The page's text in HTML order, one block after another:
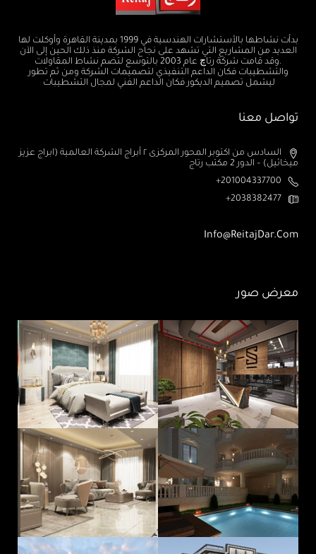
بدأت نشاطها بالأستشارات الهندسية في 1999 بمدينة القاهرة وأوكلت لها
العديد من المشاريع التي تشهد على نجاح الشركة منذ ذلك الحين إلى الآن
.وقد قامت شركة رتاچ عام 2003 بالتوسع لتضم نشاط المقاولات
والتشطيبات فكان الداعم التنفيذي لتصميمات الشركة ومن ثم تطور
ليشمل تصميم الديكور فكان الداعم الفني لمجال التشطيبات
تواصل معنا
السادس من اكتوبر المحور المركزى ٢ أبراج الشركة العالمية (ابراج عزيز
ميخائيل) – الدور 2 مكتب رتاج
201004337700+
2038382477+
Info@ReitajDar.com
معرض صور